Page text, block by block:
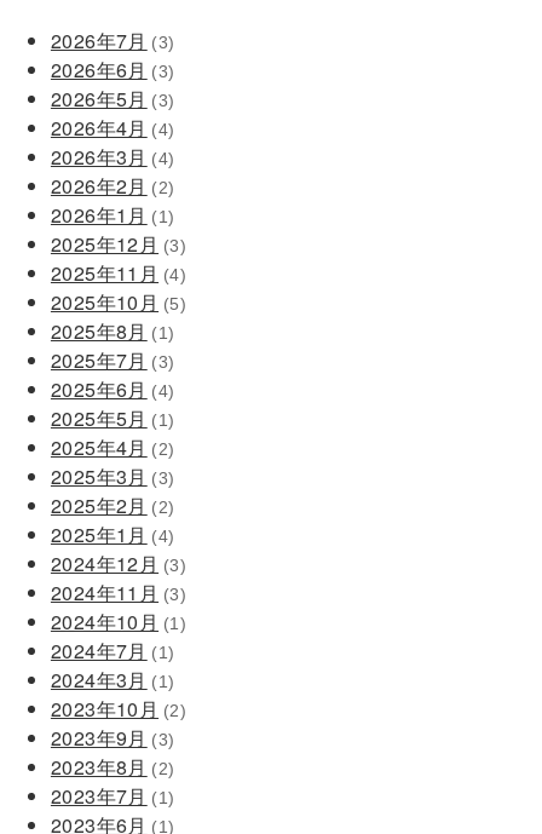
2026年7月 (3)
2026年6月 (3)
2026年5月 (3)
2026年4月 (4)
2026年3月 (4)
2026年2月 (2)
2026年1月 (1)
2025年12月 (3)
2025年11月 (4)
2025年10月 (5)
2025年8月 (1)
2025年7月 (3)
2025年6月 (4)
2025年5月 (1)
2025年4月 (2)
2025年3月 (3)
2025年2月 (2)
2025年1月 (4)
2024年12月 (3)
2024年11月 (3)
2024年10月 (1)
2024年7月 (1)
2024年3月 (1)
2023年10月 (2)
2023年9月 (3)
2023年8月 (2)
2023年7月 (1)
2023年6月 (1)